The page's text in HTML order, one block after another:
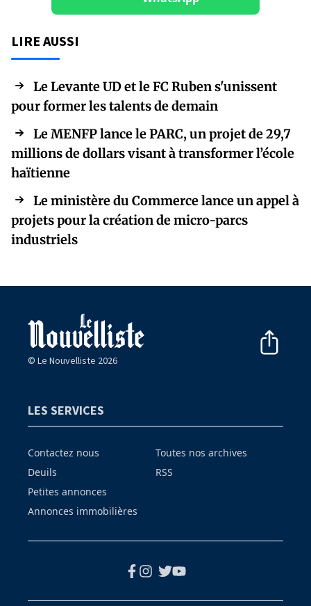
LIRE AUSSI
Le Levante UD et le FC Ruben s'unissent
pour former les talents de demain
Le MENFP lance le PARC, un projet de 29,7
millions de dollars visant à transformer l’école
haïtienne
Le ministère du Commerce lance un appel à
projets pour la création de micro-parcs
industriels
© Le Nouvelliste 2026
LES SERVICES
Contactez nous
Deuils
Petites annonces
Annonces immobilières
Toutes nos archives
RSS